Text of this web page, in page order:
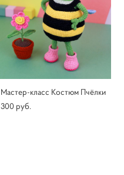
Мастер-класс Костюм Пчёлки
300 pуб.